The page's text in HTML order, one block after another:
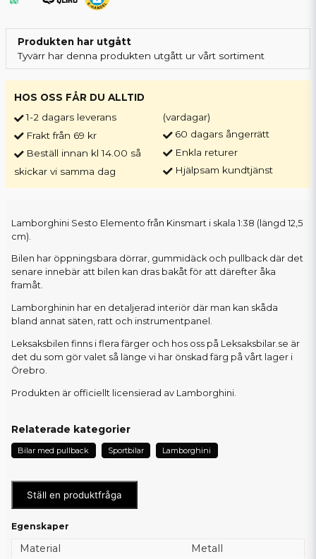
Produkten har utgått
Tyvärr har denna produkten utgått ur vårt sortiment
HOS OSS FÅR DU ALLTID
1-2 dagars leverans
Frakt från 69 kr
Beställ innan kl 14.00 så
skickar vi samma dag
(vardagar)
60 dagars ångerrätt
Enkla returer
Hjälpsam kundtjänst
Lamborghini Sesto Elemento från Kinsmart i skala 1:38 (längd 12,5
cm).
Bilen har öppningsbara dörrar, gummidäck och pullback där det
senare innebär att bilen kan dras bakåt för att därefter åka
framåt.
Lamborghinin har en detaljerad interiör där man kan skåda
bland annat säten, ratt och instrumentpanel.
Leksaksbilen finns i flera färger och hos oss på Leksaksbilar.se är
det du som gör valet så länge vi har önskad färg på vårt lager i
Örebro.
Produkten är officiellt licensierad av Lamborghini.
Relaterade kategorier
Bilar med pullback Sportbilar Lamborghini
Ställ en produktfråga
Egenskaper
Material
Metall